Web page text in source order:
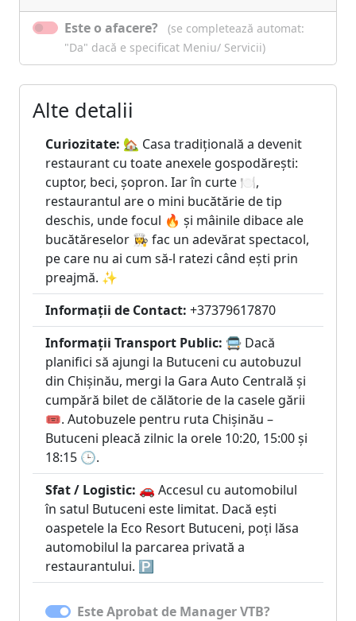
Este o afacere?
(se completează automat:
"Da" dacă e specificat Meniu/ Servicii)
Alte detalii
Curiozitate: 🏡 Casa tradițională a devenit
restaurant cu toate anexele gospodărești:
cuptor, beci, șopron. Iar în curte 🍽️,
restaurantul are o mini bucătărie de tip
deschis, unde focul 🔥 și mâinile dibace ale
bucătăreselor 👩‍🍳 fac un adevărat spectacol,
pe care nu ai cum să-l ratezi când ești prin
preajmă. ✨
Informații de Contact: +37379617870
Informații Transport Public: 🚍 Dacă
planifici să ajungi la Butuceni cu autobuzul
din Chișinău, mergi la Gara Auto Centrală și
cumpără bilet de călătorie de la casele gării
🎟️. Autobuzele pentru ruta Chișinău –
Butuceni pleacă zilnic la orele 10:20, 15:00 și
18:15 🕒.
Sfat / Logistic: 🚗 Accesul cu automobilul
în satul Butuceni este limitat. Dacă ești
oaspetele la Eco Resort Butuceni, poți lăsa
automobilul la parcarea privată a
restaurantului. 🅿️
Este Aprobat de Manager VTB?